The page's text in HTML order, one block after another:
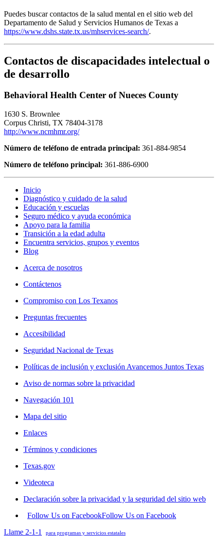
Puedes buscar contactos de la salud mental en el sitio web del
Departamento de Salud y Servicios Humanos de Texas a
https://www.dshs.state.tx.us/mhservices-search/.
Contactos de discapacidades intelectual o
de desarrollo
Behavioral Health Center of Nueces County
1630 S. Brownlee
Corpus Christi, TX 78404-3178
http://www.ncmhmr.org/
Número de teléfono de entrada principal: 361-884-9854
Número de teléfono principal: 361-886-6900
Inicio
Diagnóstico y cuidado de la salud
Educación y escuelas
Seguro médico y ayuda económica
Apoyo para la familia
Transición a la edad adulta
Encuentra servicios, grupos y eventos
Blog
Acerca de nosotros
Contáctenos
Compromiso con Los Texanos
Preguntas frecuentes
Accesibilidad
Seguridad Nacional de Texas
Políticas de inclusión y exclusión Avancemos Juntos Texas
Aviso de normas sobre la privacidad
Navegación 101
Mapa del sitio
Enlaces
Términos y condiciones
Texas.gov
Videoteca
Declaración sobre la privacidad y la seguridad del sitio web
Follow Us on FacebookFollow Us on Facebook
Llame 2-1-1
para programas y servicios estatales